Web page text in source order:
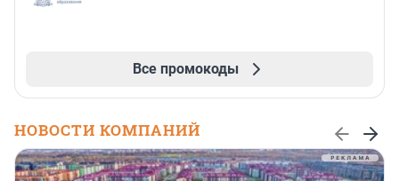
Все промокоды
НОВОСТИ КОМПАНИЙ